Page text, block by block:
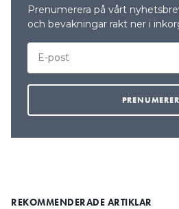
Prenumerera på vårt
och bevakningar rakt ner i
REKOMMENDERADE ARTIKLAR